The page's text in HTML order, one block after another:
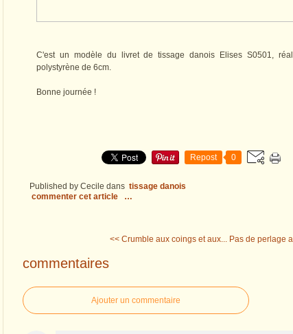
C'est un modèle du livret de tissage danois Elises S0501,
polystyrène de 6cm.
Bonne journée !
Repost 0
Published by Cecile dans tissage danois
commenter cet article
…
<< Crumble aux coings et aux... Pas de perlage
commentaires
Ajouter un commentaire